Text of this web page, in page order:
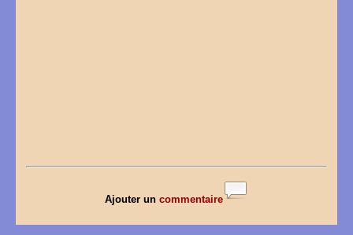
Ajouter un commentaire